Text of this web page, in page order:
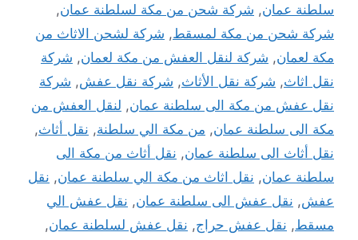
سلطنة عمان, شركة شحن من مكة لسلطنة عمان,
شركة شحن من مكة لمسقط, شركة لشحن الاثاث من
مكة لعمان, شركة لنقل العفش من مكة لعمان, شركة
نقل اثاث, شركة نقل الأثاث, شركة نقل عفش, شركة
نقل عفش من مكة الى سلطنة عمان, لنقل العفش من
مكة الى سلطنة عمان, من مكة الي سلطنة, نقل أثاث,
نقل أثاث الى سلطنة عمان, نقل أثاث من مكة الى
سلطنة عمان, نقل اثاث من مكة الي سلطنة عمان, نقل
عفش, نقل عفش الى سلطنة عمان, نقل عفش الي
مسقط, نقل عفش حراج, نقل عفش لسلطنة عمان,